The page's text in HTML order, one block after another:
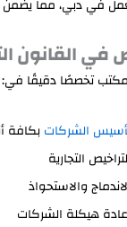
في دبي، مما يضمن
القانون
تخصصًا دقيقًا في:
الشركاتبكافة
التجارية
والاستحواذ
هيكلة الشركات